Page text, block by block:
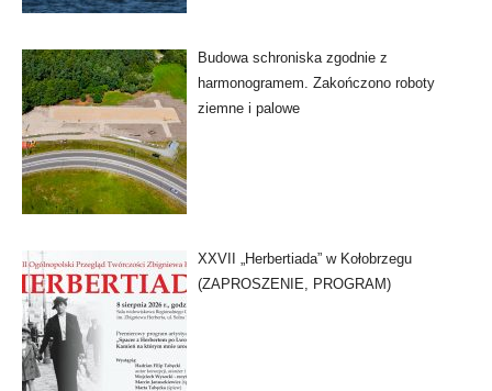
Budowa schroniska zgodnie z
harmonogramem. Zakończono roboty
ziemne i palowe
XXVII „Herbertiada” w Kołobrzegu
(ZAPROSZENIE, PROGRAM)